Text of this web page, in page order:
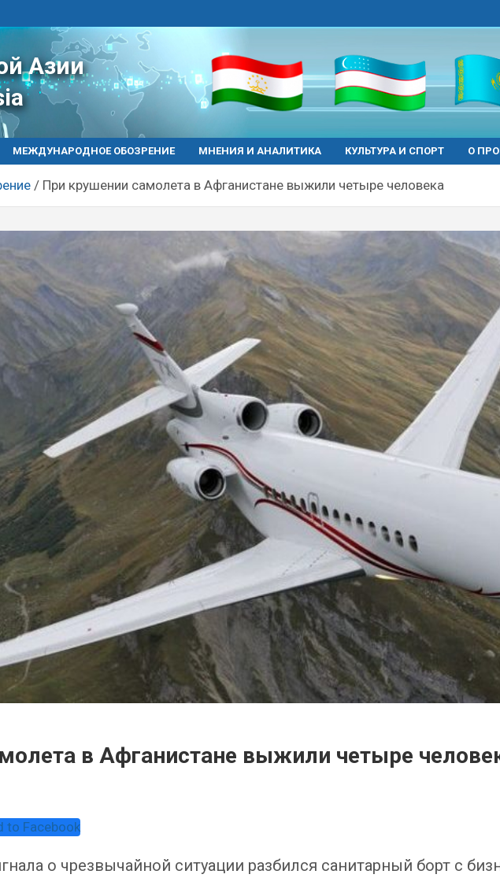
Азии
МЕЖДУНАРОДНОЕ ОБОЗРЕНИЕ МНЕНИЯ И АНАЛИТИКА КУЛЬТУРА И СПОРТ О
При крушении самолета в Афганистане выжили четыре человека
в Афганистане выжили четыре
о чрезвычайной ситуации разбился санитарный борт с